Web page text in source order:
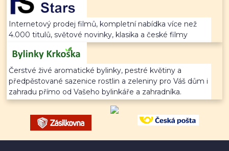
Internetový prodej filmů, kompletní nabídka více než
4.000 titulů, světové novinky, klasika a české filmy
Čerstvé živé aromatické bylinky, pestré květiny a
předpěstované sazenice rostlin a zeleniny pro Váš dům i
zahradu přímo od Vašeho bylinkáře a zahradníka.